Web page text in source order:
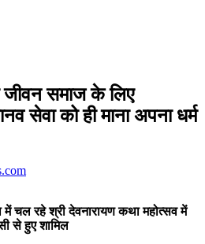
जीवन समाज के लिए
सेवा को ही माना अपना धर्म
चल रहे श्री देवनारायण कथा महोत्सव में
से हुए शामिल